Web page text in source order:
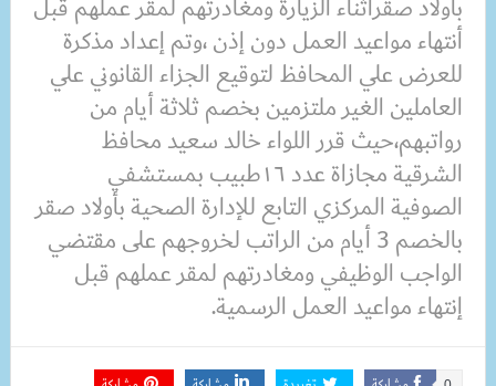
أنتهاء مواعيد العمل دون إذن ،وتم إعداد مذكرة
للعرض علي المحافظ لتوقيع الجزاء القانوني علي
العاملين الغير ملتزمين بخصم ثلاثة أيام من
رواتبهم،حيث قرر اللواء خالد سعيد محافظ
الشرقية مجازاة عدد ١٦طبيب بمستشفي
الصوفية المركزي التابع للإدارة الصحية بأولاد صقر
بالخصم 3 أيام من الراتب لخروجهم على مقتضي
الواجب الوظيفي ومغادرتهم لمقر عملهم قبل
إنتهاء مواعيد العمل الرسمية.